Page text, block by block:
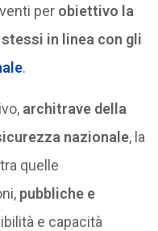
per obiettivo la
in linea con gli
.
architrave della
nazionale, la
quelle
pubbliche e
e capacità